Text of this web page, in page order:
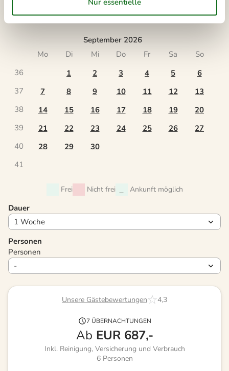
36
31
September 2026
Mo
Di Mi Do Fr Sa
So
36
1 2 3 4 5
6
37
7 8 9 10 11 12
13
38
14 15 16 17 18 19
20
39
21 22 23 24 25 26
27
40
28 29
30
41
Frei Nicht frei Ankunft möglich
Dauer
Personen
Personen
Unsere Gästebewertungen 4,3
7 ÜBERNACHTUNGEN
Ab EUR 687,-
Inkl. Reinigung, Versicherung und Verbrauch
6 Personen